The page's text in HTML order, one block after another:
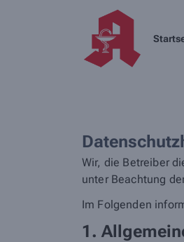
Wir, die Betreiber
unter Beachtung
Im Folgenden
1.